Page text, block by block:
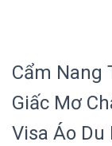
Cẩm Nang
Giấc Mơ
Visa Áo Du